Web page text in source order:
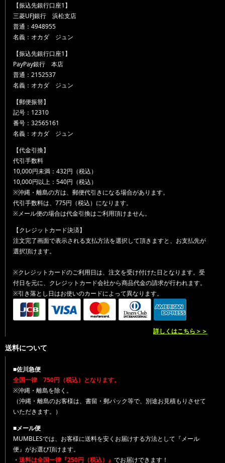
【振込先銀行口座1】
三菱UFJ銀行 浜松支店
普通：4948955
名義：オカダ ジュン
【振込先銀行口座1】
PayPay銀行 本店
普通：2152537
名義：オカダ ジュン
【郵便振替】
記号：12310
番号：32565161
名義：オカダ ジュン
【代金引換】
代引手数料
10,000円未満：432円（税込）
10,000円以上：540円（税込）
※沖縄・離島の方は、郵便代引きになる場合があります。
代引手数料は、775円（税込）になります。
※メール便の場合は代金引換はご利用頂けません。
【クレジットカード決済】
注文完了画面で表示される支払方法を選択して頂きますと、お支払先が
選択頂けます。
※クレジットカードのご利用日は、注文を受け付けた日となります。受
付日を元に、クレジットカード会社から商品代金の請求が行われます。
※引き落とし日はお使いのカードによって異なります。
詳しくはこちら＞＞
送料について
■佐川急便
全国一律 750円（税込）となります。
※沖縄・離島を除く。
（沖縄・離島のお客様は、書留・郵パック等で、別途お見積もりさせて
いただきます。）
■メール便
MUMBLESでは、お客様に送料を安くお届けする方法として『メール
便』がお選び頂けます。
・ 送料は全国一律『250円（税込）』 でお届けできます！